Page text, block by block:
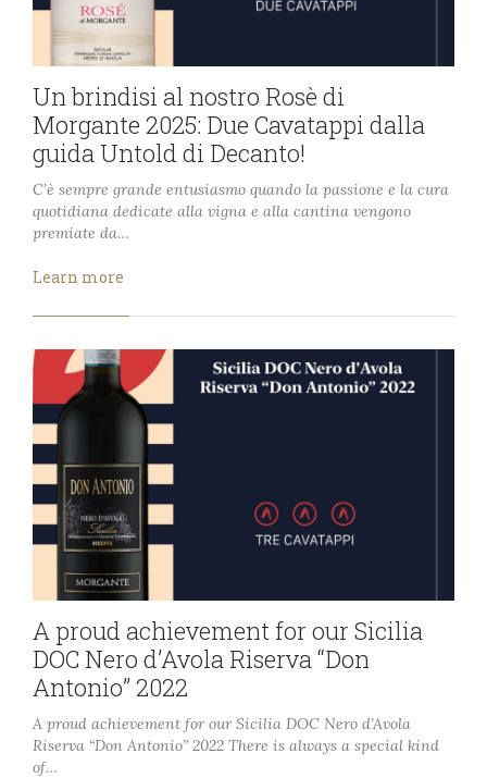
Un brindisi al nostro Rosè di
Morgante 2025: Due Cavatappi dalla
guida Untold di Decanto!
C’è sempre grande entusiasmo quando la passione e la cura
quotidiana dedicate alla vigna e alla cantina vengono
premiate da…
Learn more
A proud achievement for our Sicilia
DOC Nero d’Avola Riserva “Don
Antonio” 2022
A proud achievement for our Sicilia DOC Nero d’Avola
Riserva “Don Antonio” 2022 There is always a special kind
of…